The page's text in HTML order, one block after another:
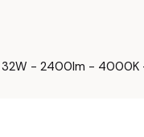
32W - 2400lm - 4000K